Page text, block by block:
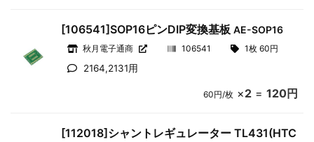
[106541]SOP16ピンDIP変換基板AE-SOP16
秋月電子通商 106541 1枚 60円
2164,2131用
60円/枚×2= 120円
[112018]シャントレギュレーター TL431(HTC